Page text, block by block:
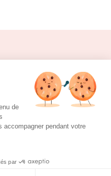
de
accompagner pendant votre
par